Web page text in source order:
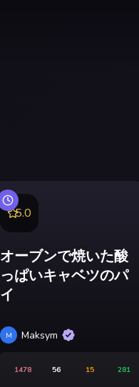
5.0
オーブンで焼いた酸
っぱいキャベツのパ
イ
M Maksym
1478 56 15 281